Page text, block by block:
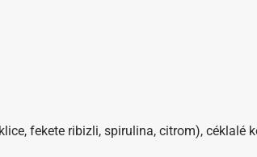
fekete ribizli, spirulina, citrom), céklalé